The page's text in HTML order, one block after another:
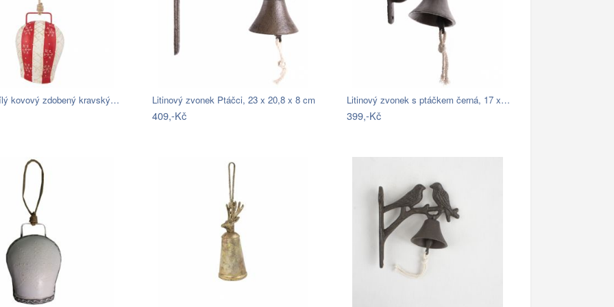
kovový zdobený kravský… Litinový zvonek Ptáčci, 23 x 20,8 x 8 cm
409,-Kč
Litinový zvonek s ptáčkem černá, 17 x…
399,-Kč